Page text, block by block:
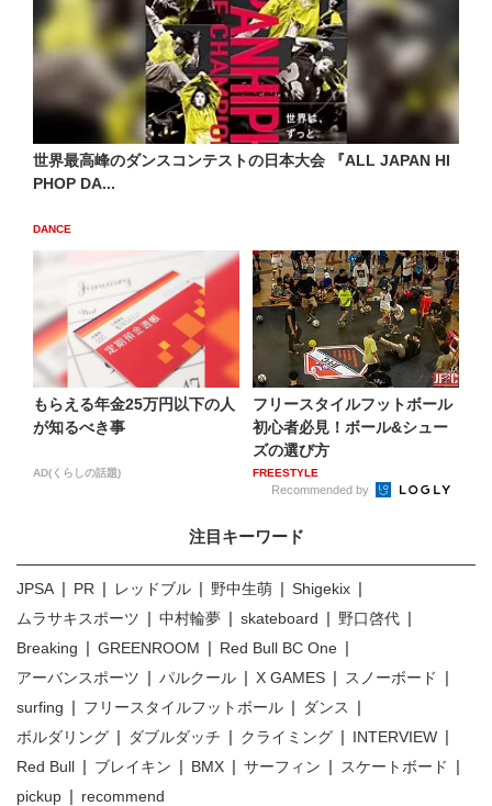
世界最高峰のダンスコンテストの日本大会 『ALL JAPAN HI
PHOP DA...
DANCE
もらえる年金25万円以下の人
が知るべき事
AD(くらしの話題)
フリースタイルフットボール
初心者必見！ボール&シュー
ズの選び方
FREESTYLE
Recommended by
注目キーワード
JPSA PR レッドブル 野中生萌
Shigekix
ムラサキスポーツ
中村輪夢 skateboard
野口啓代
Breaking
GREENROOM
Red Bull BC One
アーバンスポーツ
パルクール X GAMES
スノーボード
surfing
フリースタイルフットボール
ダンス
ボルダリング
ダブルダッチ クライミング
INTERVIEW
Red Bull
ブレイキン BMX サーフィン
スケートボード
pickup
recommend